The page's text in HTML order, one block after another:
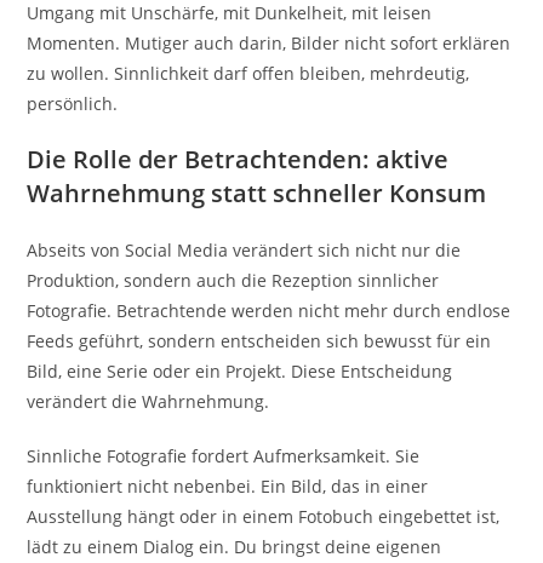
Umgang mit Unschärfe, mit Dunkelheit, mit leisen
Momenten. Mutiger auch darin, Bilder nicht sofort erklären
zu wollen. Sinnlichkeit darf offen bleiben, mehrdeutig,
persönlich.
Die Rolle der Betrachtenden: aktive
Wahrnehmung statt schneller Konsum
Abseits von Social Media verändert sich nicht nur die
Produktion, sondern auch die Rezeption sinnlicher
Fotografie. Betrachtende werden nicht mehr durch endlose
Feeds geführt, sondern entscheiden sich bewusst für ein
Bild, eine Serie oder ein Projekt. Diese Entscheidung
verändert die Wahrnehmung.
Sinnliche Fotografie fordert Aufmerksamkeit. Sie
funktioniert nicht nebenbei. Ein Bild, das in einer
Ausstellung hängt oder in einem Fotobuch eingebettet ist,
lädt zu einem Dialog ein. Du bringst deine eigenen